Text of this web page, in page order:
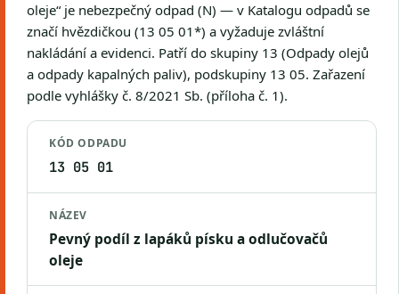
oleje“ je nebezpečný odpad (N) — v Katalogu odpadů se
značí hvězdičkou (13 05 01*) a vyžaduje zvláštní
nakládání a evidenci. Patří do skupiny 13 (Odpady olejů
a odpady kapalných paliv), podskupiny 13 05. Zařazení
podle vyhlášky č. 8/2021 Sb. (příloha č. 1).
KÓD ODPADU
13 05 01
NÁZEV
Pevný podíl z lapáků písku a odlučovačů
oleje